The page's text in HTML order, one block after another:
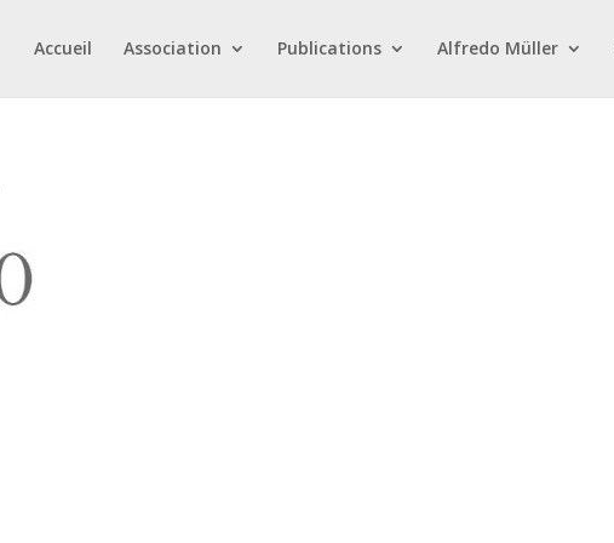
Accueil Association Publications Alfredo Müller